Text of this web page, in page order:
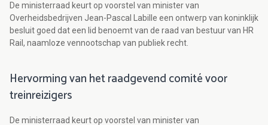
De ministerraad keurt op voorstel van minister van
Overheidsbedrijven Jean-Pascal Labille een ontwerp van koninklijk
besluit goed dat een lid benoemt van de raad van bestuur van HR
Rail, naamloze vennootschap van publiek recht.
Hervorming van het raadgevend comité voor
treinreizigers
De ministerraad keurt op voorstel van minister van